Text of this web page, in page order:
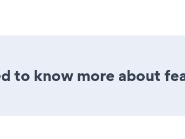
to know more about